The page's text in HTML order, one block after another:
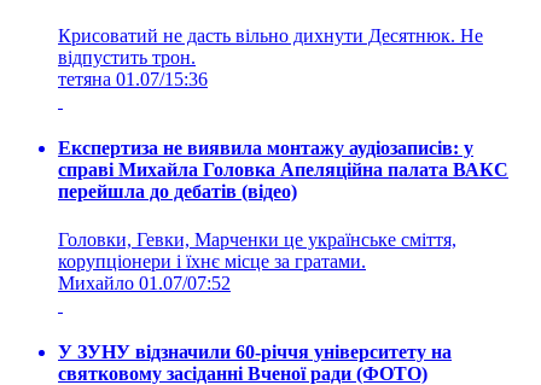
Крисоватий не дасть вільно дихнути Десятнюк. Не
відпустить трон.
тетяна 01.07/15:36
Експертиза не виявила монтажу аудіозаписів: у
справі Михайла Головка Апеляційна палата ВАКС
перейшла до дебатів (відео)
Головки, Гевки, Марченки це українське сміття,
корупціонери і їхнє місце за гратами.
Михайло 01.07/07:52
У ЗУНУ відзначили 60-річчя університету на
святковому засіданні Вченої ради (ФОТО)